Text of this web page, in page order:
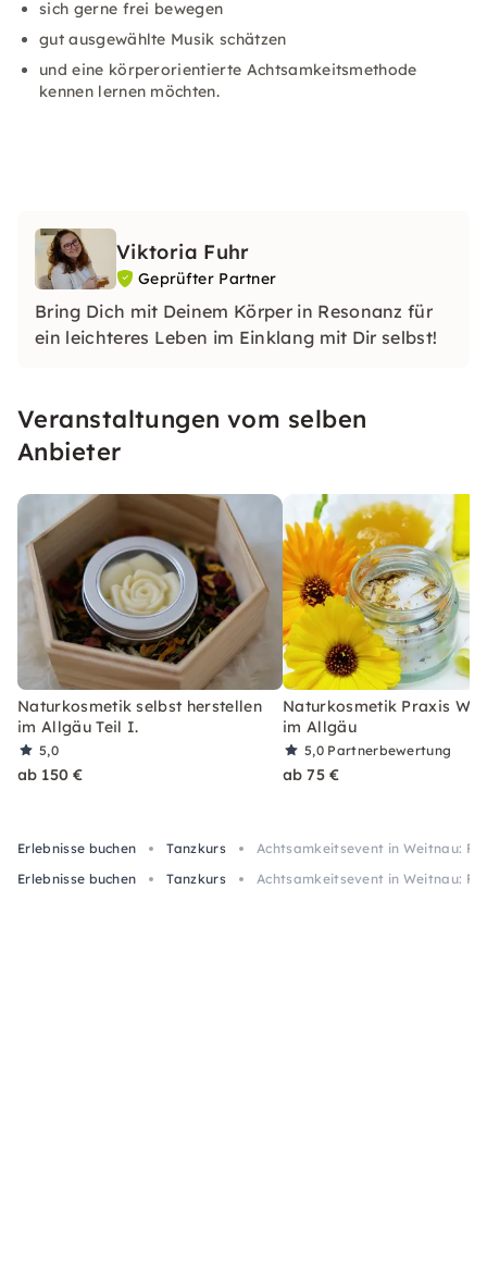
sich gerne frei bewegen
gut ausgewählte Musik schätzen
und eine körperorientierte Achtsamkeitsmethode
kennen lernen möchten.
Viktoria Fuhr
Geprüfter Partner
Bring Dich mit Deinem Körper in Resonanz für
ein leichteres Leben im Einklang mit Dir selbst!
Veranstaltungen vom selben
Anbieter
Naturkosmetik selbst herstellen
im Allgäu Teil I.
5,0
ab 150 €
Naturkosmetik Praxis
im Allgäu
5,0 Partnerbewertung
ab 75 €
Erlebnisse buchen Tanzkurs
Achtsamkeitsevent in Weitnau:
Erlebnisse buchen
Tanzkurs Achtsamkeitsevent in Weitnau: